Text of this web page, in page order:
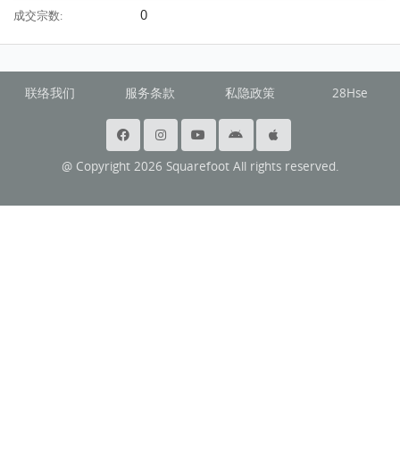
成交宗数: 0
联络我们 服务条款 私隐政策 28Hse
@ Copyright 2026 Squarefoot All rights reserved.